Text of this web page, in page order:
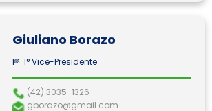
Giuliano Borazo
1° Vice-Presidente
(42) 3035-1326
gborazo@gmail.com